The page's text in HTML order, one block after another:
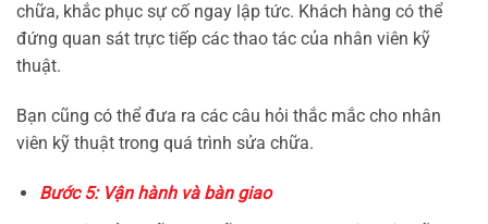
chữa, khắc phục sự cố ngay lập tức. Khách hàng có thể
đứng quan sát trực tiếp các thao tác của nhân viên kỹ
thuật.
Bạn cũng có thể đưa ra các câu hỏi thắc mắc cho nhân
viên kỹ thuật trong quá trình sửa chữa.
Bước 5: Vận hành và bàn giao